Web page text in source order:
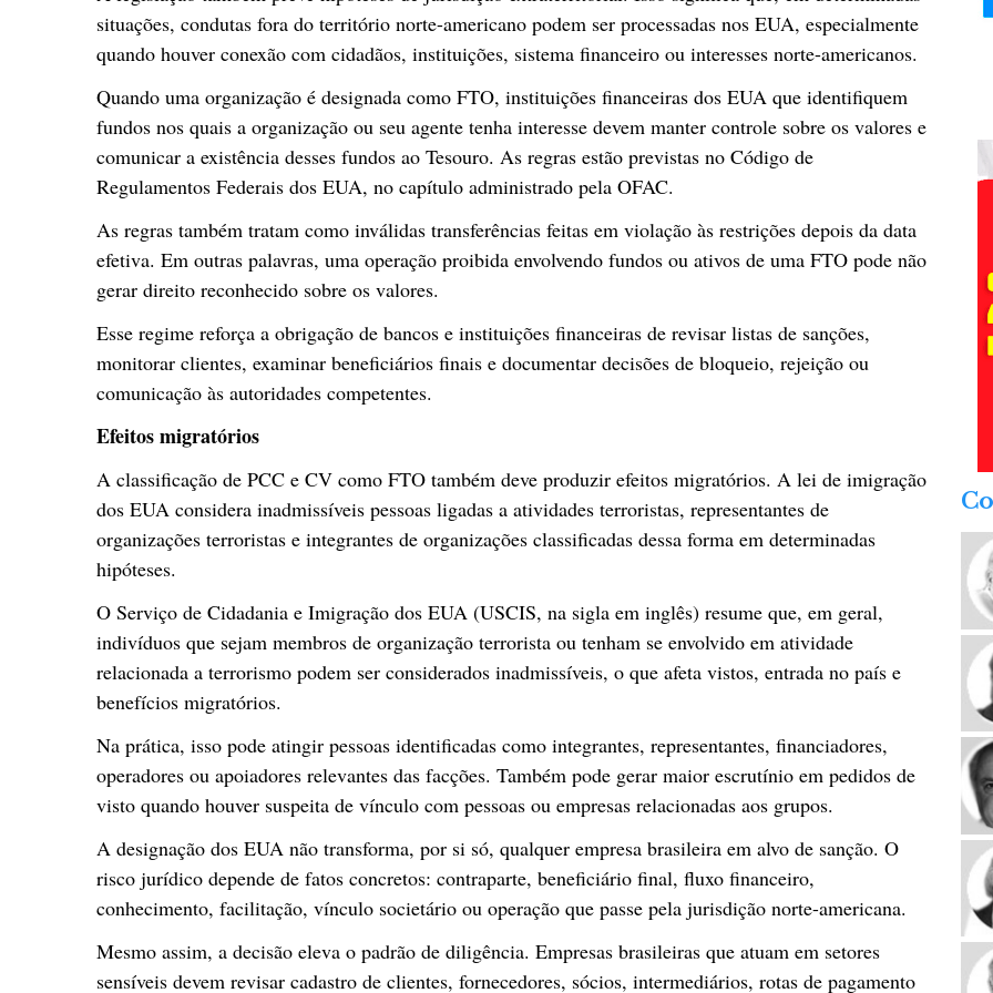
situações, condutas fora do território norte-americano podem ser processadas nos EUA, especialmente
quando houver conexão com cidadãos, instituições, sistema financeiro ou interesses norte-americanos.
Quando uma organização é designada como FTO, instituições financeiras dos EUA que identifiquem
fundos nos quais a organização ou seu agente tenha interesse devem manter controle sobre os valores e
comunicar a existência desses fundos ao Tesouro. As regras estão previstas no Código de
Regulamentos Federais dos EUA, no capítulo administrado pela OFAC.
As regras também tratam como inválidas transferências feitas em violação às restrições depois da data
efetiva. Em outras palavras, uma operação proibida envolvendo fundos ou ativos de uma FTO pode não
gerar direito reconhecido sobre os valores.
Esse regime reforça a obrigação de bancos e instituições financeiras de revisar listas de sanções,
monitorar clientes, examinar beneficiários finais e documentar decisões de bloqueio, rejeição ou
comunicação às autoridades competentes.
Efeitos migratórios
A classificação de PCC e CV como FTO também deve produzir efeitos migratórios. A lei de imigração
dos EUA considera inadmissíveis pessoas ligadas a atividades terroristas, representantes de
organizações terroristas e integrantes de organizações classificadas dessa forma em determinadas
hipóteses.
O Serviço de Cidadania e Imigração dos EUA (USCIS, na sigla em inglês) resume que, em geral,
indivíduos que sejam membros de organização terrorista ou tenham se envolvido em atividade
relacionada a terrorismo podem ser considerados inadmissíveis, o que afeta vistos, entrada no país e
benefícios migratórios.
Na prática, isso pode atingir pessoas identificadas como integrantes, representantes, financiadores,
operadores ou apoiadores relevantes das facções. Também pode gerar maior escrutínio em pedidos de
visto quando houver suspeita de vínculo com pessoas ou empresas relacionadas aos grupos.
A designação dos EUA não transforma, por si só, qualquer empresa brasileira em alvo de sanção. O
risco jurídico depende de fatos concretos: contraparte, beneficiário final, fluxo financeiro,
conhecimento, facilitação, vínculo societário ou operação que passe pela jurisdição norte-americana.
Mesmo assim, a decisão eleva o padrão de diligência. Empresas brasileiras que atuam em setores
sensíveis devem revisar cadastro de clientes, fornecedores, sócios, intermediários, rotas de pagamento